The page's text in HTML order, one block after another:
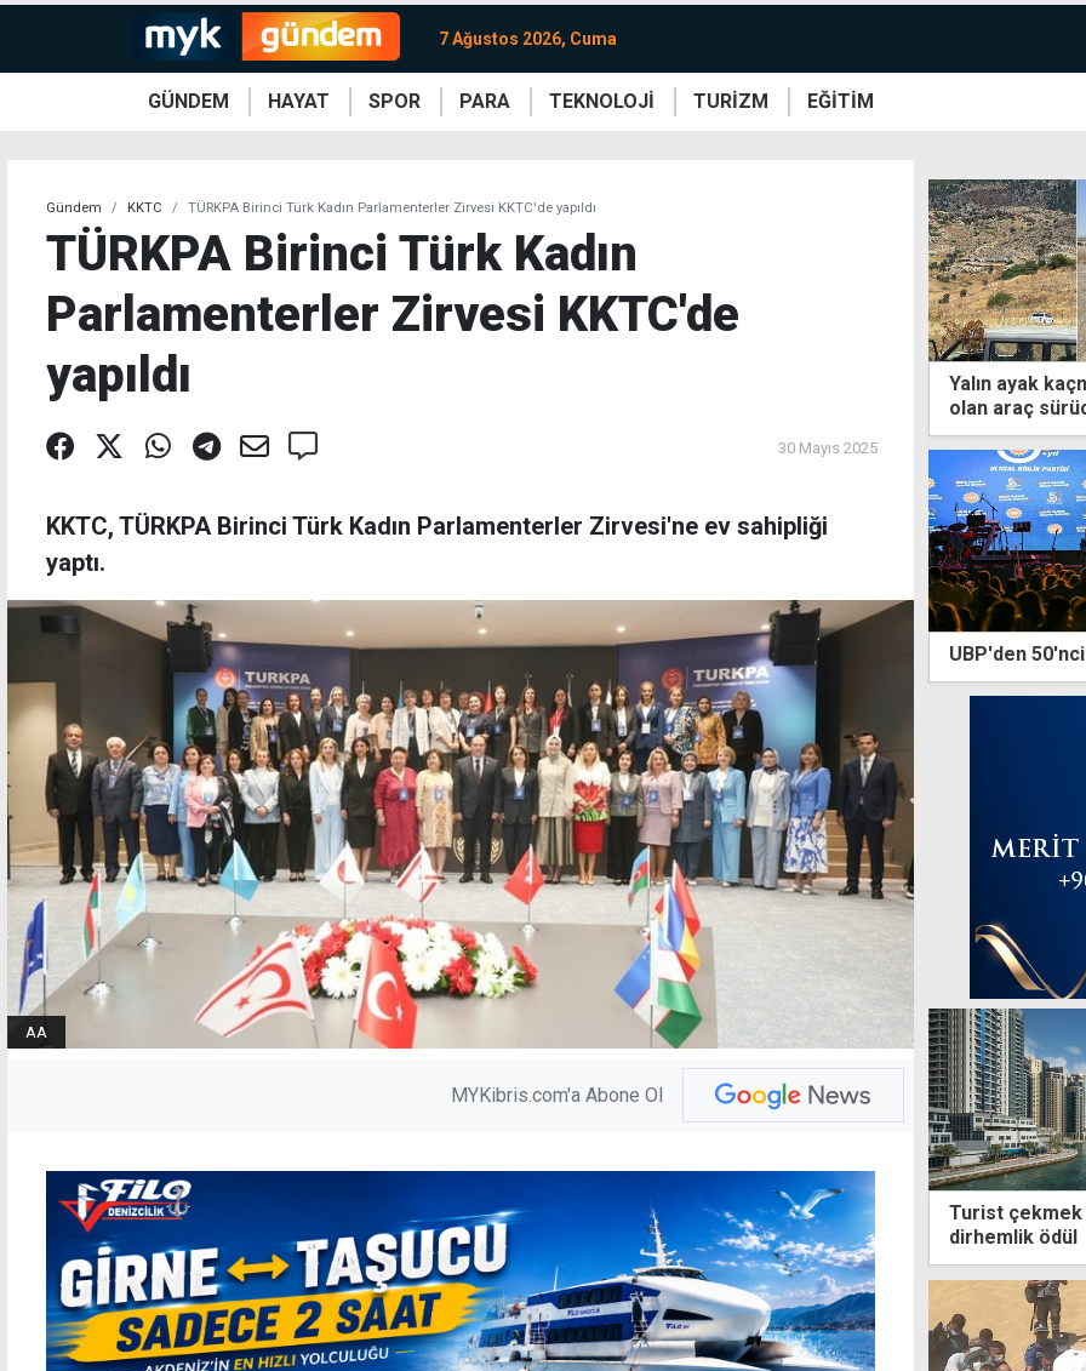
7 Ağustos 2026, Cuma
GÜNDEM HAYAT SPOR PARA TEKNOLOJİ TURİZM EĞİTİM
Gündem KKTC TÜRKPA Birinci Türk Kadın Parlamenterler Zirvesi KKTC'de yapıldı
TÜRKPA Birinci Türk Kadın
Parlamenterler Zirvesi KKTC'de
yapıldı
30 Mayıs 2025
KKTC, TÜRKPA Birinci Türk Kadın Parlamenterler Zirvesi'ne ev sahipliği
yaptı.
AA
MYKibris.com'a Abone Ol
Yalın ayak
olan araç
aranıyor
UBP'den 50'nci
Turist çekmek
dirhemlik ödül